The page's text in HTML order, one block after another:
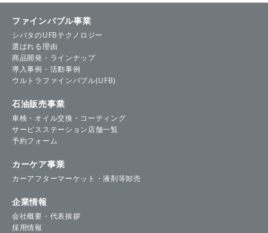
ファインバブル事業
シバタのUFBテクノロジー
選ばれる理由
商品開発・ラインナップ
導入事例・活動事例
ウルトラファインバブル(UFB)
石油販売事業
車検・オイル交換・コーティング
サービスステーション店舗一覧
予約フォーム
カーケア事業
カーアフターマーケット・液剤等卸売
企業情報
会社概要・代表挨拶
採用情報